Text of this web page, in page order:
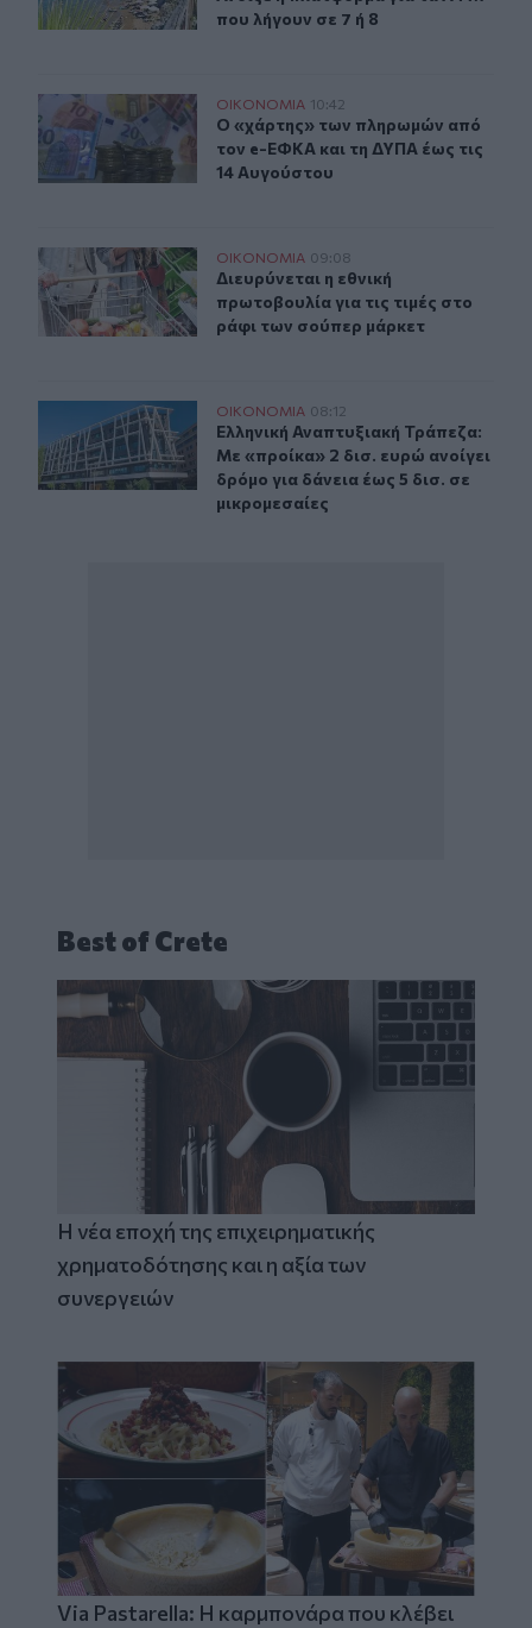
που λήγουν σε 7 ή 8
Ο «χάρτης» των πληρωμών από τον e-ΕΦΚΑ και τη
ΟΙΚΟΝΟΜΙΑ 10:42
Ο «χάρτης» των πληρωμών από
Ο «χάρτης» των πληρωμών από
τον e-ΕΦΚΑ και τη ΔΥΠΑ έως τις
14 Αυγούστου
Διευρύνεται η εθνική πρωτοβουλία για τις τιμές στο
ΟΙΚΟΝΟΜΙΑ 09:08
Διευρύνεται η εθνική
Διευρύνεται η εθνική
πρωτοβουλία για τις τιμές στο
ράφι των σούπερ μάρκετ
Ελληνική Αναπτυξιακή Τράπεζα: Με «προίκα» 2 δισ.
ΟΙΚΟΝΟΜΙΑ 08:12
Ελληνική Αναπτυξιακή Τράπεζα:
Ελληνική Αναπτυξιακή Τράπεζα:
Με «προίκα» 2 δισ. ευρώ ανοίγει
δρόμο για δάνεια έως 5 δισ. σε
μικρομεσαίες
Best of Crete
Η νέα εποχή της επιχειρηματικής
χρηματοδότησης και η αξία των
συνεργειών
Via Pastarella: Η καρμπονάρα που κλέβει